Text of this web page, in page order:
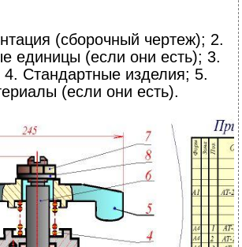
(сбоpочный чеpтеж); 2.
единицы (если они есть); 3.
Стандаpтные изделия; 5.
(если они есть).